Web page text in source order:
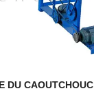
DU CAOUTCHOUC